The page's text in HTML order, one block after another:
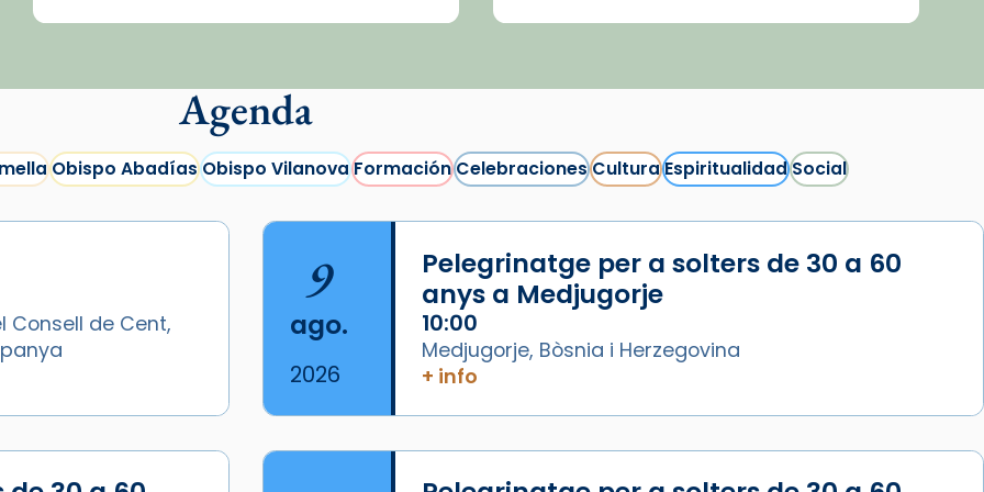
Cargar más...
Agenda
Obispo AbadíasObispo VilanovaFormaciónCelebracionesCulturaEspiritualidadSocial
Consell de Cent,
9
ago.
2026
Pelegrinatge per a solters de 30 a 60
anys a Medjugorje
10:00
Medjugorje, Bòsnia i Herzegovina
+ info